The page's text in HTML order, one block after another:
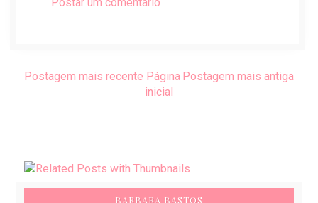
Postagem mais recente Postagem mais antiga
Página
inicial
BARBARA BASTOS